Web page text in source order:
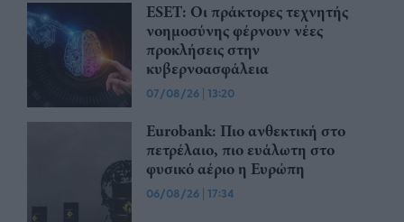
ESET: Οι πράκτορες τεχνητής
νοημοσύνης φέρνουν νέες
προκλήσεις στην
κυβερνοασφάλεια
07/08/26 | 13:20
Eurobank: Πιο ανθεκτική στο
πετρέλαιο, πιο ευάλωτη στο
φυσικό αέριο η Ευρώπη
06/08/26 | 17:34